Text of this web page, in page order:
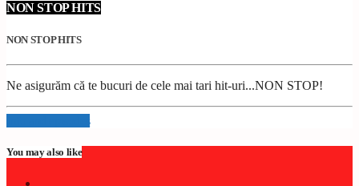
NON STOP HITS
NON STOP HITS
Ne asigurăm că te bucuri de cele mai tari hit-uri...NON STOP!
Info and episodes
You may also like